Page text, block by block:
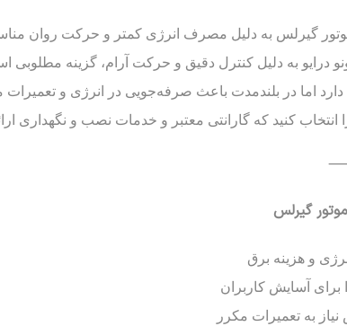
موتور گیرلس به دلیل مصرف انرژی کمتر و حرکت روان
درایو به دلیل کنترل دقیق و حرکت آرام، گزینه مطلوبی
اما در بلندمدت باعث صرفه‌جویی در انرژی و
کنید که گارانتی معتبر و خدمات نصب و نگهداری
گیرلس
و هزینه برق
آسایش کاربران
به تعمیرات مکرر